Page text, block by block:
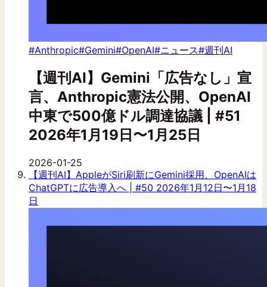
#Anthropic#Gemini#OpenAI#ニュース#週刊AI
【週刊AI】Gemini「広告なし」宣
言、Anthropic憲法公開、OpenAI
中東で500億ドル調達協議 | #51
2026年1月19日〜1月25日
2026-01-25
【週刊AI】AppleがSiri刷新にGemini採用、OpenAIは
ChatGPTに広告導入へ | #50 2026年1月12日〜1月18
日